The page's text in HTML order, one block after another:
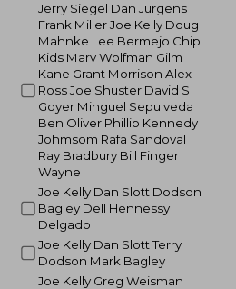
Jerry Siegel Dan Jurgens
Frank Miller Joe Kelly Doug
Mahnke Lee Bermejo Chip
Kids Marv Wolfman Gilm
Kane Grant Morrison Alex
Ross Joe Shuster David S
Goyer Minguel Sepulveda
Ben Oliver Phillip Kennedy
Johmsom Rafa Sandoval
Ray Bradbury Bill Finger
Wayne
Joe Kelly Dan Slott Dodson
Bagley Dell Hennessy
Delgado
Joe Kelly Dan Slott Terry
Dodson Mark Bagley
Joe Kelly Greg Weisman